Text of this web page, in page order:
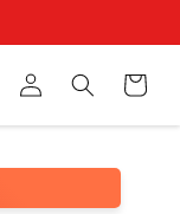
Iniciar
sesión
Búsqueda Carrito